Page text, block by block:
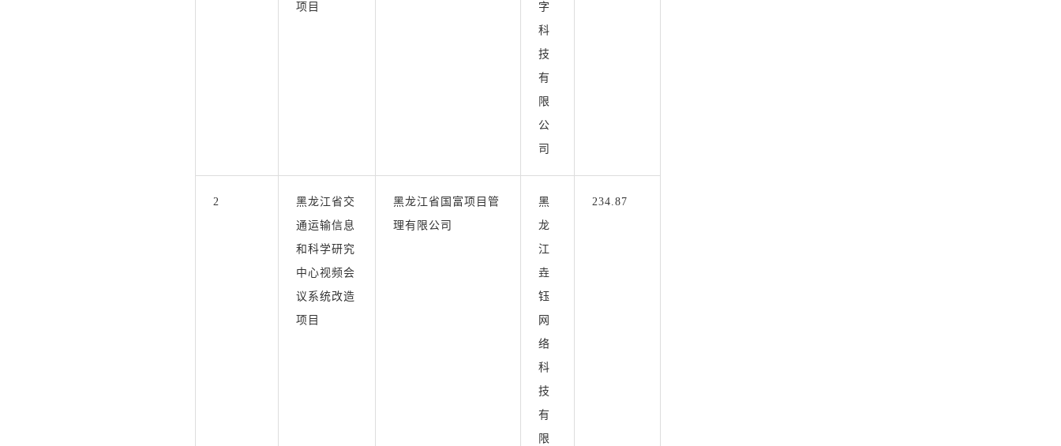
项目
字
科
技
有
限
公
司
2
黑龙江省交
通运输信息
和科学研究
中心视频会
议系统改造
项目
黑龙江省国富项目管
理有限公司
黑
龙
江
垚
钰
网
络
科
技
有
限
234.87